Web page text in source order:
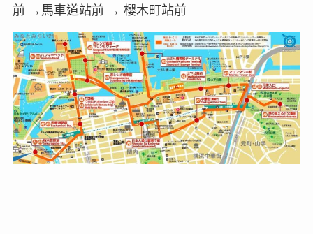
前 →馬車道站前 → 櫻木町站前